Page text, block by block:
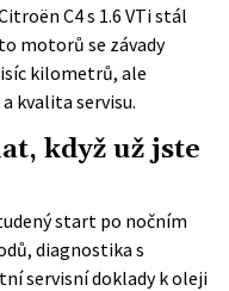
C4 s 1.6 VTi stál
motorů se závady
kilometrů, ale
kvalita servisu.
když už jste
start po nočním
diagnostika s
servisní doklady k oleji